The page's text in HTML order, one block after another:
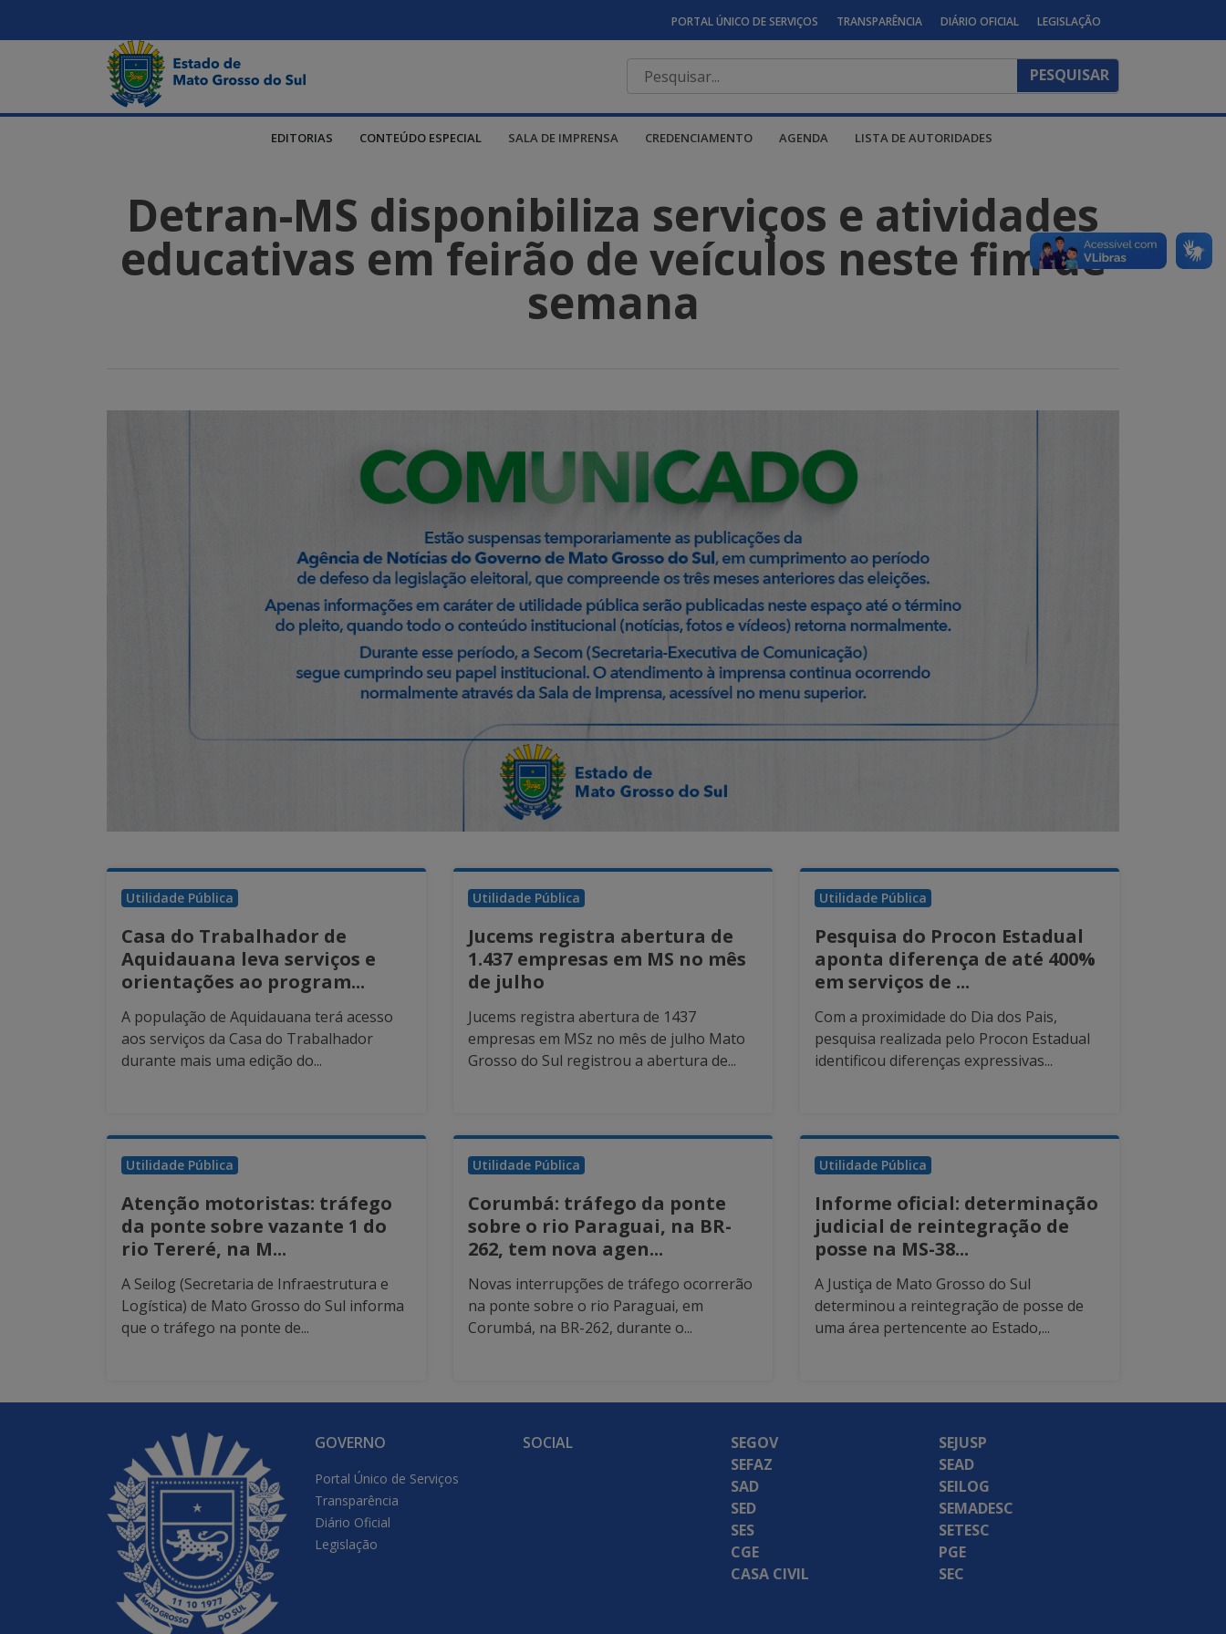
PORTAL ÚNICO DE SERVIÇOS TRANSPARÊNCIA DIÁRIO OFICIAL LEGISLAÇÃO
EDITORIAS CONTEÚDO ESPECIAL SALA DE IMPRENSA CREDENCIAMENTO AGENDA LISTA DE AUTORIDADES
Detran-MS disponibiliza serviços e atividades
educativas em feirão de veículos neste fim de
semana
Utilidade Pública
Casa do Trabalhador de
Aquidauana leva serviços e
orientações ao program...
A população de Aquidauana terá acesso
aos serviços da Casa do Trabalhador
durante mais uma edição do...
Utilidade Pública
Jucems registra abertura de
1.437 empresas em MS no mês
de julho
Jucems registra abertura de 1437
empresas em MSz no mês de julho Mato
Grosso do Sul registrou a abertura de...
Utilidade Pública
Pesquisa do Procon Estadual
aponta diferença de até 400%
em serviços de ...
Com a proximidade do Dia dos Pais,
pesquisa realizada pelo Procon Estadual
identificou diferenças expressivas...
Utilidade Pública
Atenção motoristas: tráfego
da ponte sobre vazante 1 do
rio Tereré, na M...
A Seilog (Secretaria de Infraestrutura e
Logística) de Mato Grosso do Sul informa
que o tráfego na ponte de...
Utilidade Pública
Corumbá: tráfego da ponte
sobre o rio Paraguai, na BR-
262, tem nova agen...
Novas interrupções de tráfego ocorrerão
na ponte sobre o rio Paraguai, em
Corumbá, na BR-262, durante o...
Utilidade Pública
Informe oficial: determinação
judicial de reintegração de
posse na MS-38...
A Justiça de Mato Grosso do Sul
determinou a reintegração de posse de
uma área pertencente ao Estado,...
GOVERNO
Portal Único de Serviços
Transparência
Diário Oficial
Legislação
SOCIAL
SEGOV
SEFAZ
SAD
SED
SES
CGE
CASA CIVIL
SEJUSP
SEAD
SEILOG
SEMADESC
SETESC
PGE
SEC